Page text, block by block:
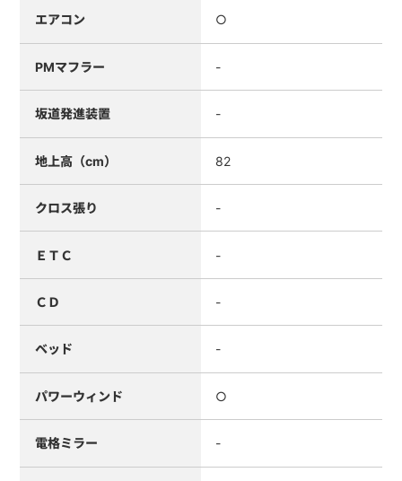
エアコン ○
PMマフラー -
坂道発進装置 -
地上高（cm） 82
クロス張り -
ＥＴＣ -
ＣＤ -
ベッド -
パワーウィンド ○
電格ミラー -